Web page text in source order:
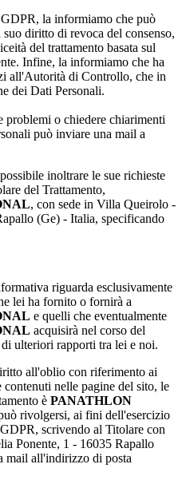
la informiamo che può
diritto di revoca del consenso,
del trattamento basata sul
Infine, la informiamo che ha
all'Autorità di Controllo, che in
dei Dati Personali.
problemi o chiedere chiarimenti
può inviare una mail a
inoltrare le sue richieste
del Trattamento,
, con sede in Villa Queirolo -
(Ge) - Italia, specificando
riguarda esclusivamente
lei ha fornito o fornirà a
e quelli che eventualmente
acquisirà nel corso del
ulteriori rapporti tra lei e noi.
all'oblio con riferimento ai
nelle pagine del sito, le
è PANATHLON
rivolgersi, ai fini dell'esercizio
scrivendo al Titolare con
Ponente, 1 - 16035 Rapallo
mail all'indirizzo di posta